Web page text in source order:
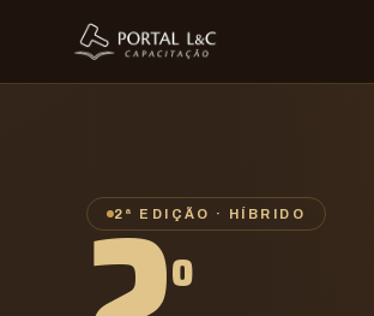
2ª EDIÇÃO · HÍBRIDO
º